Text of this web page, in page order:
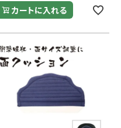
カートに入れる